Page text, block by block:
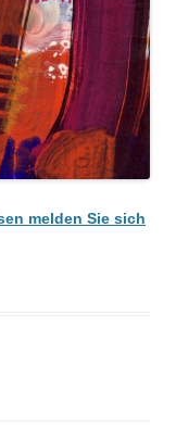
melden Sie sich